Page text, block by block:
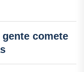
comete